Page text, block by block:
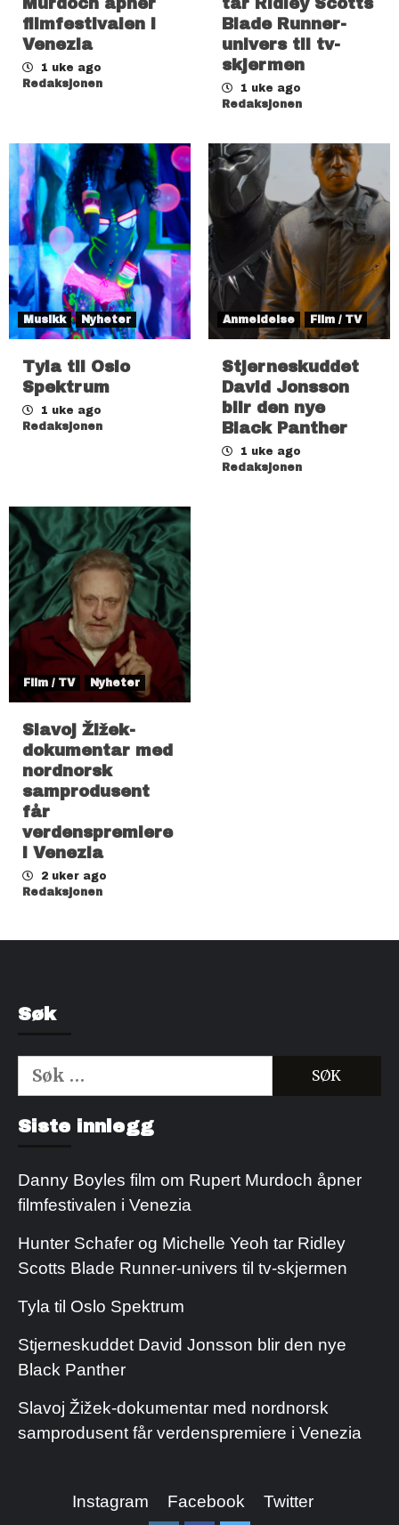
filmfestivalen i
Venezia
1 uke ago
Redaksjonen
Blade Runner-
univers til tv-
skjermen
1 uke ago
Redaksjonen
Musikk Nyheter
Tyla til Oslo
Spektrum
1 uke ago
Redaksjonen
Anmeldelse Film / TV
Stjerneskuddet
David Jonsson
blir den nye
Black Panther
1 uke ago
Redaksjonen
Film / TV Nyheter
Slavoj Žižek-
dokumentar med
nordnorsk
samprodusent
får
verdenspremiere
i Venezia
2 uker ago
Redaksjonen
Søk
Søk
etter:
Siste innlegg
Danny Boyles film om Rupert Murdoch åpner
filmfestivalen i Venezia
Hunter Schafer og Michelle Yeoh tar Ridley
Scotts Blade Runner-univers til tv-skjermen
Tyla til Oslo Spektrum
Stjerneskuddet David Jonsson blir den nye
Black Panther
Slavoj Žižek-dokumentar med nordnorsk
samprodusent får verdenspremiere i Venezia
Instagram Facebook Twitter